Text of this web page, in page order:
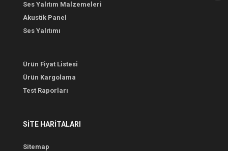
Ses Yalıtım Malzemeleri
Akustik Panel
Ses Yalıtımı
Ürün Fiyat Listesi
Ürün Kargolama
Test Raporları
SITE HARITALARI
Sitemap